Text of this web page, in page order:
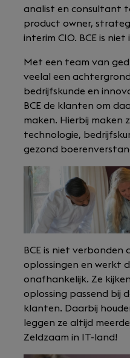
analist en consultant
product owner,
interim CIO. BCE is
Met een team van
veelal een
bedrijfskunde en
BCE de klanten om
maken. Hierbij maken
technologie,
gezond
BCE is niet verbonden
oplossingen en werkt
onafhankelijk. Ze
oplossing passend bij
klanten. Daarbij
leggen ze altijd
Zeldzaam in IT-land!